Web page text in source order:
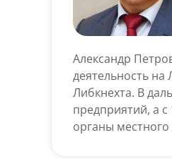
Александр
деятельность
Либкнехта. В
предприятий, а
органы